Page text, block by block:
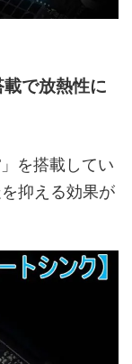
載で放熱性に
を搭載してい
抑える効果が